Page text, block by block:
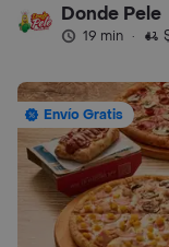
Donde Pele
19 min ·
Envío Gratis